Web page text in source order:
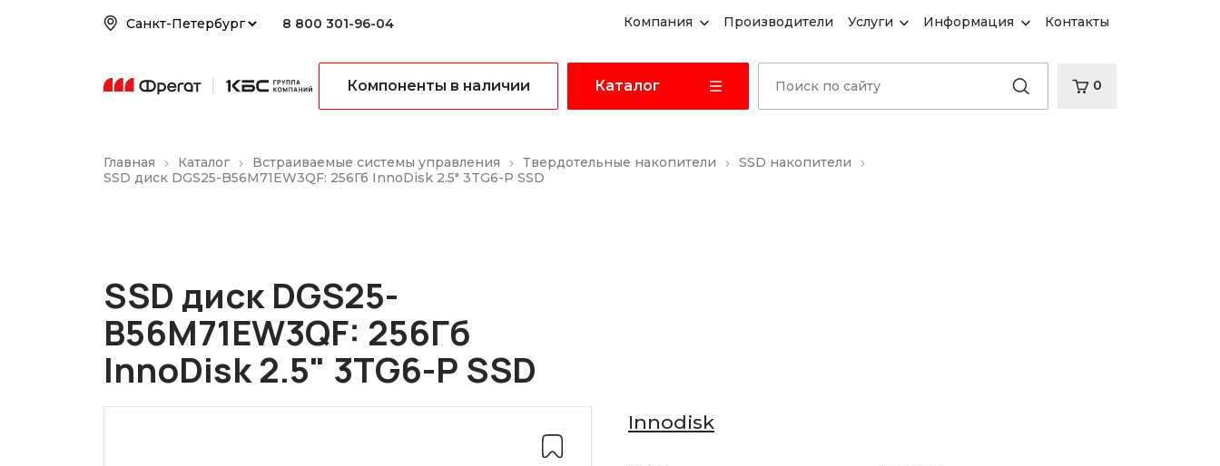
8 800 301-96-04 Компания Производители Услуги Информация Контакты
Компоненты в наличии Каталог 0
Главная Каталог Встраиваемые системы управления Твердотельные накопители
SSD накопители
SSD диск DGS25-B56M71EW3QF: 256Гб InnoDisk 2.5" 3TG6-P SSD
SSD диск DGS25-
B56M71EW3QF: 256Гб
InnoDisk 2.5" 3TG6-P SSD
Innodisk